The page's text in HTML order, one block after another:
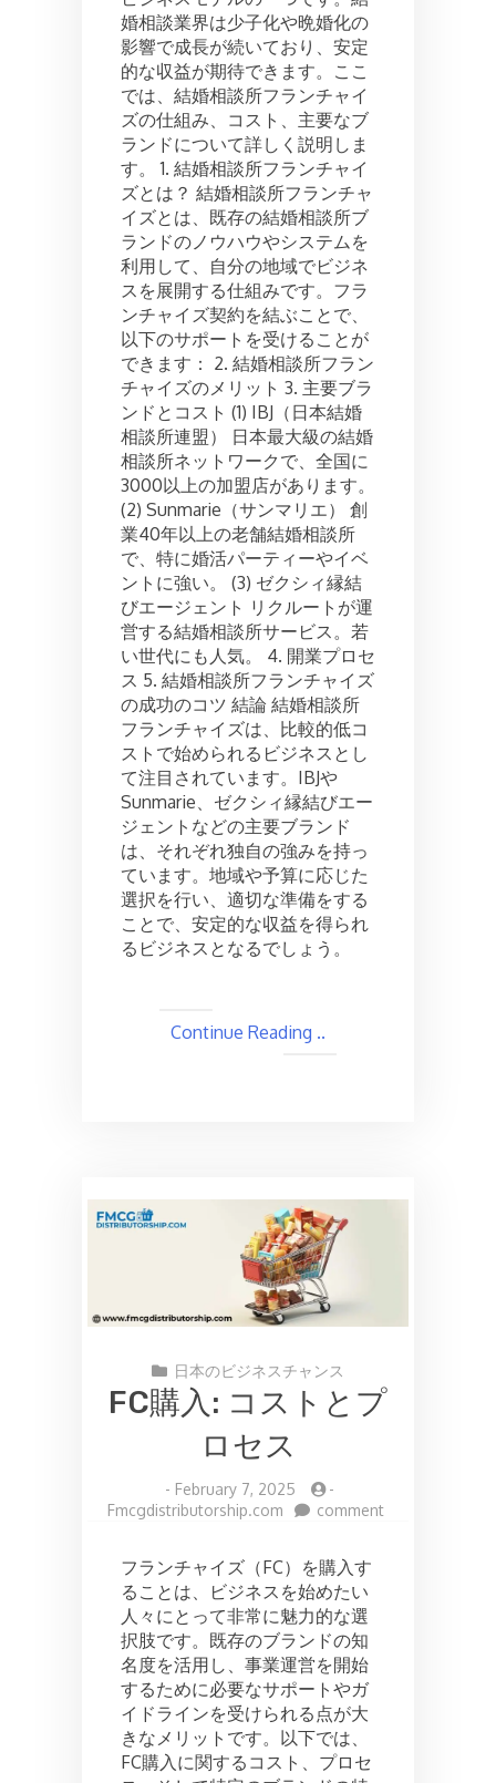
婚相談業界は少子化や晩婚化の
影響で成長が続いており、安定
的な収益が期待できます。ここ
では、結婚相談所フランチャイ
ズの仕組み、コスト、主要なブ
ランドについて詳しく説明しま
す。 1. 結婚相談所フランチャイ
ズとは？ 結婚相談所フランチャ
イズとは、既存の結婚相談所ブ
ランドのノウハウやシステムを
利用して、自分の地域でビジネ
スを展開する仕組みです。フラ
ンチャイズ契約を結ぶことで、
以下のサポートを受けることが
できます： 2. 結婚相談所フラン
チャイズのメリット 3. 主要ブラ
ンドとコスト (1) IBJ（日本結婚
相談所連盟） 日本最大級の結婚
相談所ネットワークで、全国に
3000以上の加盟店があります。
(2) Sunmarie（サンマリエ） 創
業40年以上の老舗結婚相談所
で、特に婚活パーティーやイベ
ントに強い。 (3) ゼクシィ縁結
びエージェント リクルートが運
営する結婚相談所サービス。若
い世代にも人気。 4. 開業プロセ
ス 5. 結婚相談所フランチャイズ
の成功のコツ 結論 結婚相談所
フランチャイズは、比較的低コ
ストで始められるビジネスとし
て注目されています。IBJや
Sunmarie、ゼクシィ縁結びエー
ジェントなどの主要ブランド
は、それぞれ独自の強みを持っ
ています。地域や予算に応じた
選択を行い、適切な準備をする
ことで、安定的な収益を得られ
るビジネスとなるでしょう。
Continue Reading ..
日本のビジネスチャンス
FC購入: コストとプ
ロセス
- February 7, 2025
-
Fmcgdistributorship.com
commenton
フランチャイズ（FC）を購入す
ることは、ビジネスを始めたい
人々にとって非常に魅力的な選
択肢です。既存のブランドの知
名度を活用し、事業運営を開始
するために必要なサポートやガ
イドラインを受けられる点が大
きなメリットです。以下では、
FC購入に関するコスト、プロセ